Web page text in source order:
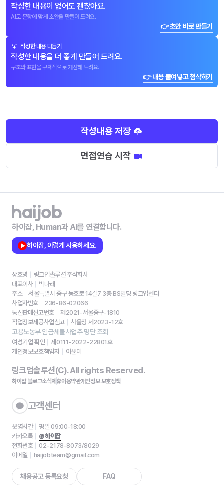
작성한 내용이 없어도 괜찮아요.
AI로 문항에 맞게 초안을 만들어 드려요.
👉 초안 바로 만들기
작성한 내용 다듬기
작성한 내용을 더 좋게 만들어 드려요.
구조와 표현을 구체적으로 개선해 드려요.
👉 내용 붙여넣고 첨삭하기
작성내용 저장
면접연습 시작
하이잡, Human과 AI를 연결합니다.
하이잡, 이렇게 사용하세요.
상호명
링크업솔루션 주식회사
대표이사
박나래
주소
서울특별시 중구 동호로 14길7 3층 BS빌딩 링크업센터
사업자번호
236-86-02066
통신판매신고번호
제2021-서울중구-1810
직업정보제공사업신고
서울청 제2023-12호
고용노동부 임금체불사업주 명단 조회
여성기업 확인
제0111-2022-22801호
개인정보보호책임자
이윤미
링크업솔루션(C). All rights Reserved.
하이잡 블로그소식제휴이용약관개인정보 보호정책
고객센터
운영시간
평일 09:00-18:00
카카오톡
@하이잡
전화번호
02-2178-8073/8029
이메일
haijobteam@gmail.com
채용공고 등록요청 FAQ